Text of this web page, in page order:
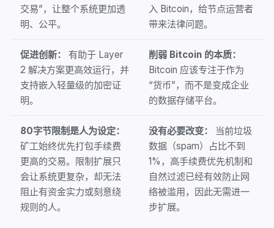
交易”，让整个系统更加透
明、公平。
入 Bitcoin，给节点运营者
带来法律问题。
促进创新：
有助于 Layer
2 解决方案更高效运行，并
支持嵌入轻量级的加密证
明。
削弱 Bitcoin 的本质：
Bitcoin 应该专注于作为
“货币”，而不是变成企业
的数据存储平台。
80字节限制是人为设定：
矿工始终优先打包手续费
更高的交易。限制扩展只
会让系统更复杂，却无法
阻止有资金实力或刻意绕
规则的人。
没有必要改变：
当前垃圾
数据（spam）占比不到
1%，高手续费优先机制和
自然过滤已经有效防止网
络被滥用，因此无需进一
步扩展。